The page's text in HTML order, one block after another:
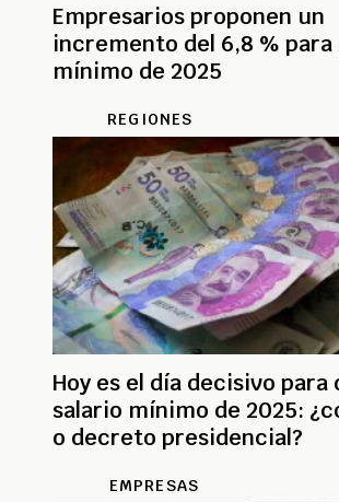
Empresarios proponen un
incremento del 6,8 % para
mínimo de 2025
REGIONES
Hoy es el día decisivo
salario mínimo de 2025:
o decreto presidencial?
EMPRESAS